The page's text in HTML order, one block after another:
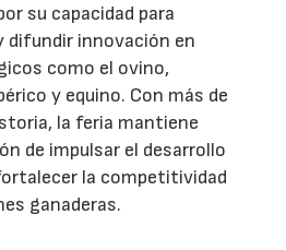
su capacidad para
difundir innovación en
como el ovino,
y equino. Con más de
la feria mantiene
de impulsar el desarrollo
la competitividad
ganaderas.